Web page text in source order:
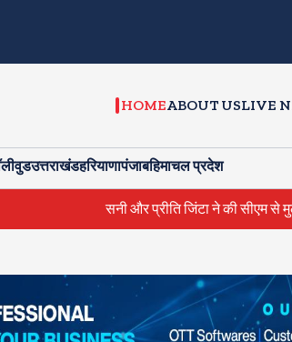
HOMEABOUT USLIVE
उत्तराखंडहरियाणापंजाबहिमाचल प्रदेश
और प्रीति जिंटा ने की सीएम से मुलाकात, प्रमोशन इवेंट